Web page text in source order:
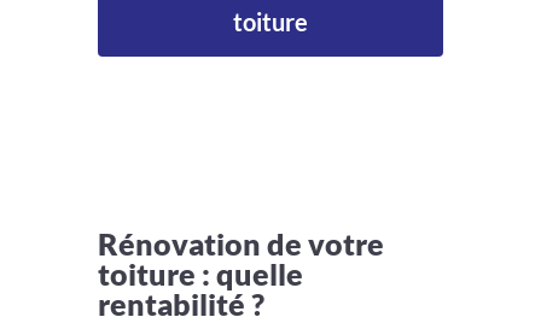
toiture
Rénovation de votre
toiture : quelle
rentabilité ?